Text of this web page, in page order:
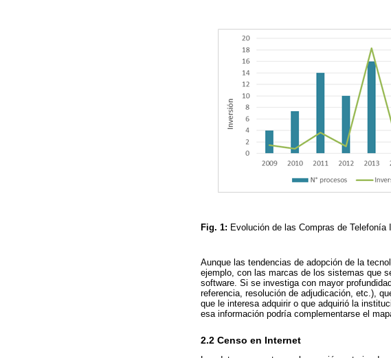
Fig. 1: Evolución de las Compras de
Aunque las tendencias de adopción de la
ejemplo, con las marcas de los sistemas que
software. Si se investiga con mayor
referencia, resolución de adjudicación, etc.),
que le interesa adquirir o que adquirió la
esa información podría complementarse el
2.2 Censo en Internet